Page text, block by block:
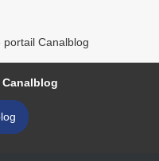
Canalblog